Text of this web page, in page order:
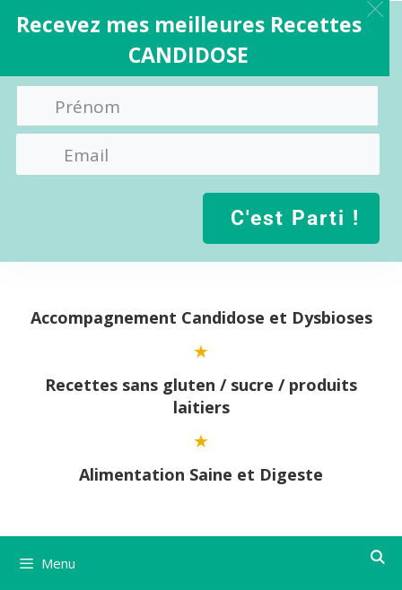
contenuAccompagnement Candidose et Dysbioses
Recettes sans gluten / sucre / produits
laitiers
Alimentation Saine et Digeste
Menu
Recevez mes meilleures Recettes
CANDIDOSE
C'est Parti !